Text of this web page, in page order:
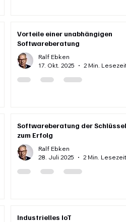
Vorteile einer unabhängigen
Softwareberatung
Ralf Ebken
17. Okt. 2025
2 Min.
Softwareberatung der Schlüssel
zum Erfolg
Ralf Ebken
28. Juli 2025
2 Min. Lesezeit
Industrielles IoT